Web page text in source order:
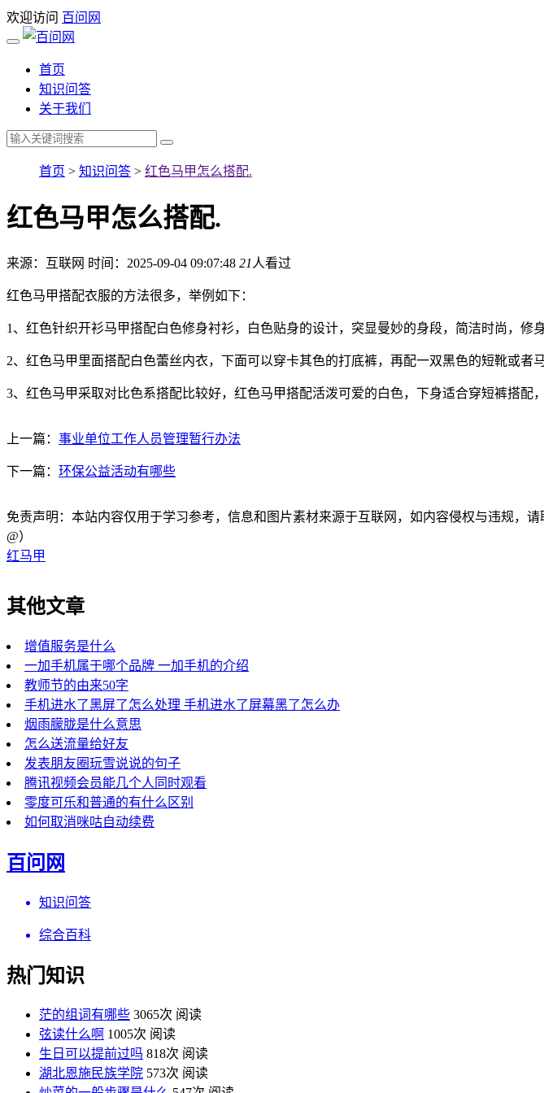
欢迎访问 百问网
首页
知识问答
关于我们
首页 > 知识问答 > 红色马甲怎么搭配.
红色马甲怎么搭配.
来源：互联网 时间：2025-09-04 09:07:48 21 人看过
红色马甲搭配衣服的方法很多，举例如下：
1、红色针织开衫马甲搭配白色修身衬衫，白色贴身的设计，突显曼妙的身段，简洁时尚，修
2、红色马甲里面搭配白色蕾丝内衣，下面可以穿卡其色的打底裤，再配一双黑色的短靴或者
3、红色马甲采取对比色系搭配比较好，红色马甲搭配活泼可爱的白色，下身适合穿短裤搭配
上一篇： 事业单位工作人员管理暂行办法
下一篇： 环保公益活动有哪些
免责声明：本站内容仅用于学习参考，信息和图片素材来源于互联网，如内容侵权与违规，
@）
红马甲
其他文章
增值服务是什么
一加手机属于哪个品牌 一加手机的介绍
教师节的由来50字
手机进水了黑屏了怎么处理 手机进水了屏幕黑了怎么办
烟雨朦胧是什么意思
怎么送流量给好友
发表朋友圈玩雪说说的句子
腾讯视频会员能几个人同时观看
零度可乐和普通的有什么区别
如何取消咪咕自动续费
百问网
知识问答
综合百科
热门知识
茫的组词有哪些 3065次 阅读
弦读什么啊 1005次 阅读
生日可以提前过吗 818次 阅读
湖北恩施民族学院 573次 阅读